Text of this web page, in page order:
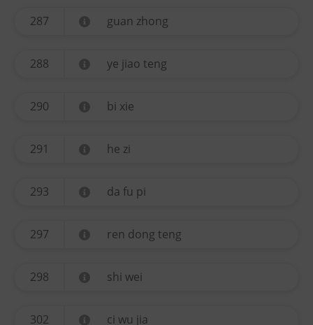
287 guan zhong
288 ye jiao teng
290 bi xie
291 he zi
293 da fu pi
297 ren dong teng
298 shi wei
302 ci wu jia